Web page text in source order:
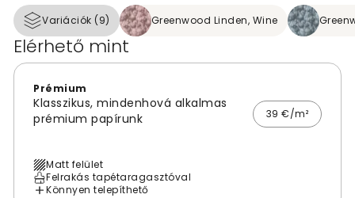
Variációk (9) Greenwood Linden, Wine
Elérhető mint
Prémium
Klasszikus, mindenhová alkalmas
prémium papírunk
39 €/m²
Matt felület
Felrakás tapétaragasztóval
Könnyen telepíthető